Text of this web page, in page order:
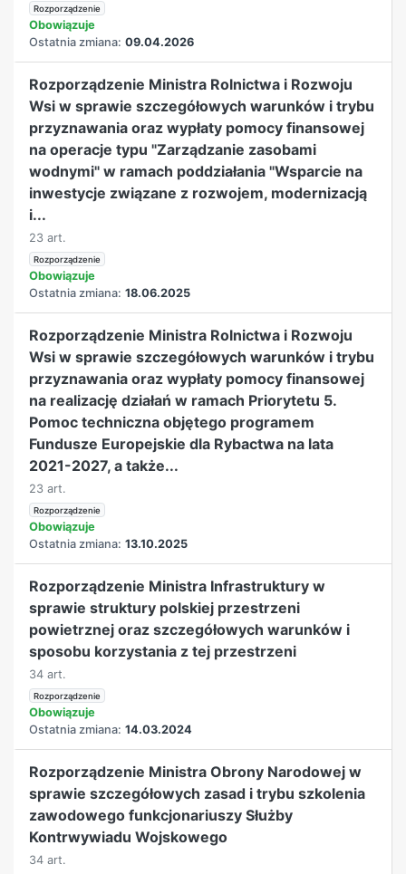
Rozporządzenie
Obowiązuje
Ostatnia zmiana: 09.04.2026
Rozporządzenie Ministra Rolnictwa i Rozwoju
Wsi w sprawie szczegółowych warunków i trybu
przyznawania oraz wypłaty pomocy finansowej
na operacje typu "Zarządzanie zasobami
wodnymi" w ramach poddziałania "Wsparcie na
inwestycje związane z rozwojem, modernizacją
i...
23 art.
Rozporządzenie
Obowiązuje
Ostatnia zmiana: 18.06.2025
Rozporządzenie Ministra Rolnictwa i Rozwoju
Wsi w sprawie szczegółowych warunków i trybu
przyznawania oraz wypłaty pomocy finansowej
na realizację działań w ramach Priorytetu 5.
Pomoc techniczna objętego programem
Fundusze Europejskie dla Rybactwa na lata
2021-2027, a także...
23 art.
Rozporządzenie
Obowiązuje
Ostatnia zmiana: 13.10.2025
Rozporządzenie Ministra Infrastruktury w
sprawie struktury polskiej przestrzeni
powietrznej oraz szczegółowych warunków i
sposobu korzystania z tej przestrzeni
34 art.
Rozporządzenie
Obowiązuje
Ostatnia zmiana: 14.03.2024
Rozporządzenie Ministra Obrony Narodowej w
sprawie szczegółowych zasad i trybu szkolenia
zawodowego funkcjonariuszy Służby
Kontrwywiadu Wojskowego
34 art.